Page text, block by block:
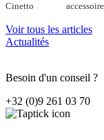
Cinetto
Voir tous les articles
Actualités
Besoin d'un conseil ?
+32 (0)9 261 03 70